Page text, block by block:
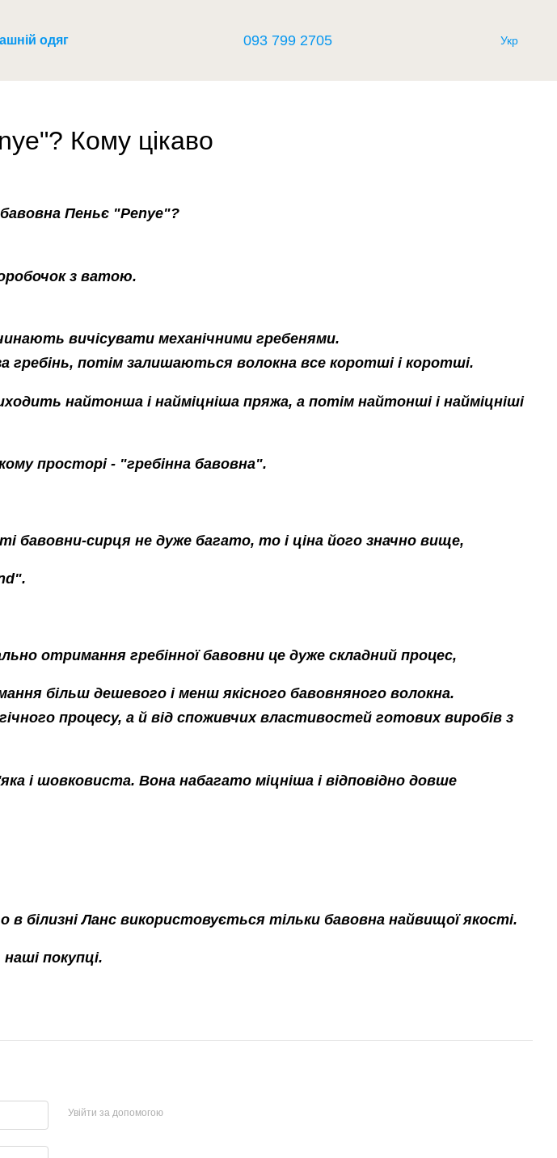
одяг 093 799 2705 Укр
Кому цікаво
Пеньє "Penye"?
з ватою.
вичісувати механічними гребенями.
потім залишаються волокна все коротші і коротші.
найтонша і найміцніша пряжа, а потім найтонші і найміцніші
просторі - "гребінна бавовна".
бавовни-сирця не дуже багато, то і ціна його значно вище,
отримання гребінної бавовни це дуже складний процес,
більш дешевого і менш якісного бавовняного волокна.
процесу, а й від споживчих властивостей готових виробів з
і шовковиста. Вона набагато міцніша і відповідно довше
білизні Ланс використовується тільки бавовна найвищої якості.
покупці.
Увійти за допомогою